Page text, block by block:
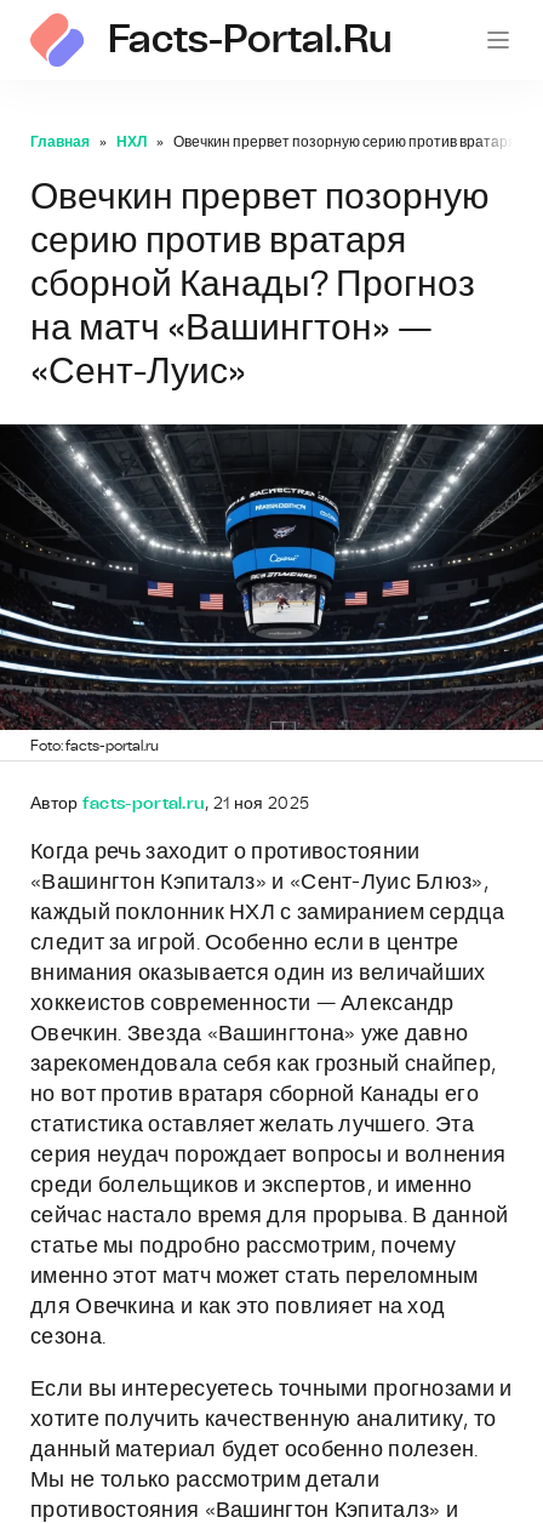
Facts-Portal.ru
Главная НХЛ Овечкин прервет позорную серию против вратаря
Овечкин прервет позорную
серию против вратаря
сборной Канады? Прогноз
на матч «Вашингтон» —
«Сент-Луис»
Foto: facts-portal.ru
Автор facts-portal.ru, 21 ноя 2025
Когда речь заходит о противостоянии
«Вашингтон Кэпиталз» и «Сент-Луис Блюз»,
каждый поклонник НХЛ с замиранием сердца
следит за игрой. Особенно если в центре
внимания оказывается один из величайших
хоккеистов современности — Александр
Овечкин. Звезда «Вашингтона» уже давно
зарекомендовала себя как грозный снайпер,
но вот против вратаря сборной Канады его
статистика оставляет желать лучшего. Эта
серия неудач порождает вопросы и волнения
среди болельщиков и экспертов, и именно
сейчас настало время для прорыва. В данной
статье мы подробно рассмотрим, почему
именно этот матч может стать переломным
для Овечкина и как это повлияет на ход
сезона.
Если вы интересуетесь точными прогнозами и
хотите получить качественную аналитику, то
данный материал будет особенно полезен.
Мы не только рассмотрим детали
противостояния «Вашингтон Кэпиталз» и